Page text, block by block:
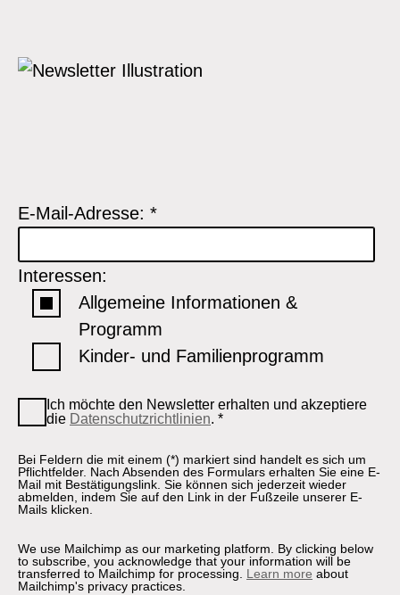
E-Mail-Adresse: *
Interessen:
Allgemeine Informationen &
Programm
Kinder- und Familienprogramm
Ich möchte den Newsletter erhalten und akzeptiere
die Datenschutzrichtlinien. *
Bei Feldern die mit einem (*) markiert sind handelt es sich um
Pflichtfelder. Nach Absenden des Formulars erhalten Sie eine E-
Mail mit Bestätigungslink. Sie können sich jederzeit wieder
abmelden, indem Sie auf den Link in der Fußzeile unserer E-
Mails klicken.
We use Mailchimp as our marketing platform. By clicking below
to subscribe, you acknowledge that your information will be
transferred to Mailchimp for processing. Learn more about
Mailchimp's privacy practices.